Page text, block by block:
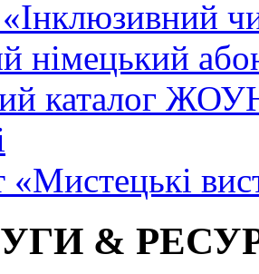
німецький
каталог
«Мистецькі
&